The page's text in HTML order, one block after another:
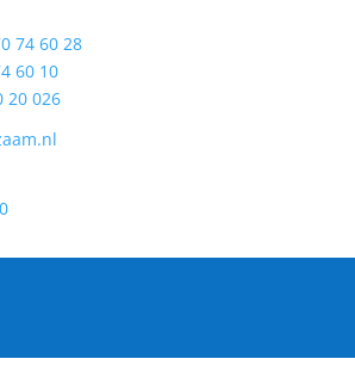
74 60 28
60 10
20 026